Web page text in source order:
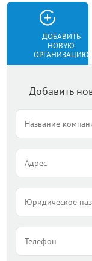
ДОБАВИТЬ
НОВУЮ
ОРГАНИЗАЦИЮ
Добавить